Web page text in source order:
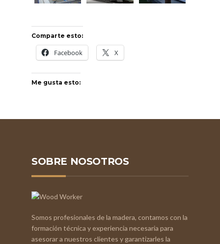
Comparte esto:
Facebook X
Me gusta esto:
SOBRE NOSOTROS
Somos profesionales de la madera, contamos con la
formación técnica y experiencia necesaria para
asesorar a nuestros clientes y garantizarles la